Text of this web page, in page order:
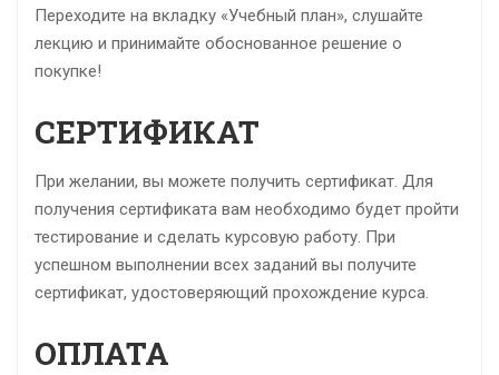
Переходите на вкладку «Учебный план», слушайте
лекцию и принимайте обоснованное решение о
покупке!
СЕРТИФИКАТ
При желании, вы можете получить сертификат. Для
получения сертификата вам необходимо будет пройти
тестирование и сделать курсовую работу. При
успешном выполнении всех заданий вы получите
сертификат, удостоверяющий прохождение курса.
ОПЛАТА